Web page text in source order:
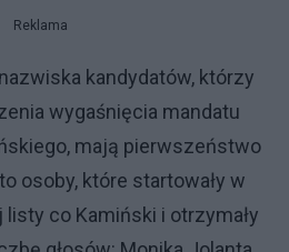
Reklama
kandydatów, którzy
wygaśnięcia mandatu
mają pierwszeństwo
osoby, które startowały w
co Kamiński i otrzymały